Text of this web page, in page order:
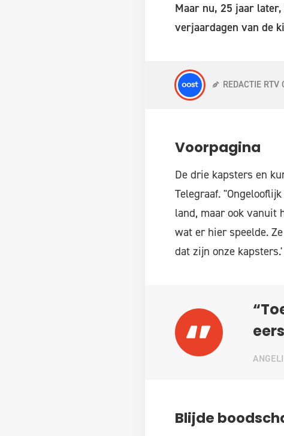
Maar nu, 25 jaar
verjaardagen van de
REDACTIE RTV
Voorpagina
De drie kapsters en
Telegraaf.
land, maar ook vanuit
wat er hier speelde.
dat zijn onze
Blijde